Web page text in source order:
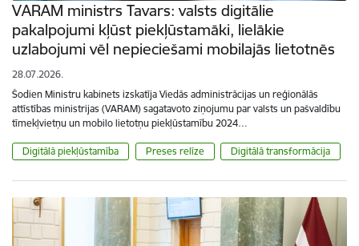
VARAM ministrs Tavars: valsts digitālie
pakalpojumi kļūst piekļūstamāki, lielākie
uzlabojumi vēl nepieciešami mobilajās lietotnēs
28.07.2026.
Šodien Ministru kabinets izskatīja Viedās administrācijas un reģionālās
attīstības ministrijas (VARAM) sagatavoto ziņojumu par valsts un pašvaldību
tīmekļvietņu un mobilo lietotņu piekļūstamību 2024…
Digitālā piekļūstamība Preses relīze Digitālā transformācija